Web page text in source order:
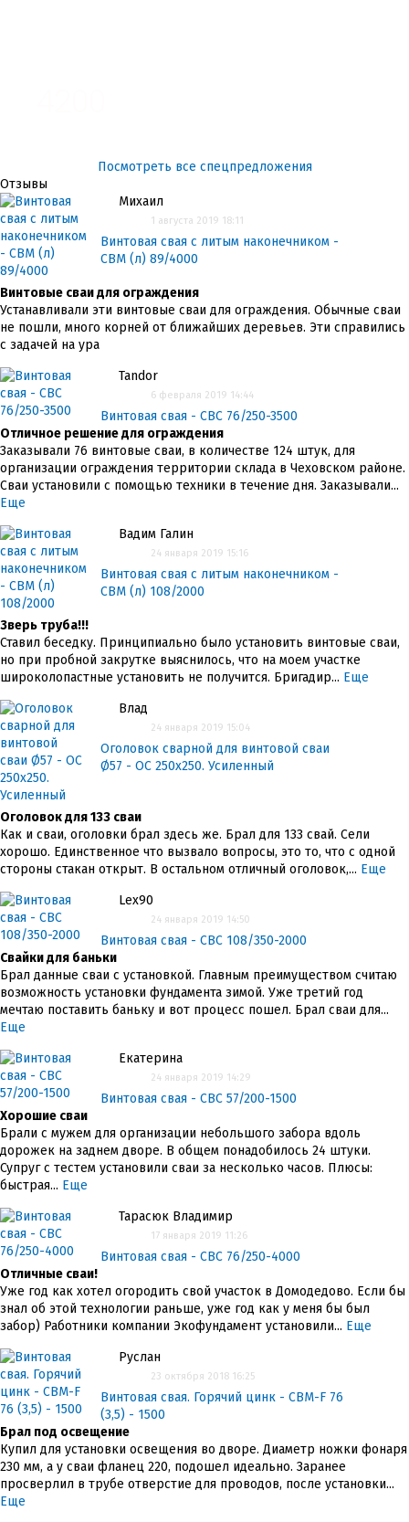
Посмотреть все спецпредложения
Отзывы
Михаил
1 августа 2019 18:11
Винтовая свая с литым наконечником -
СВМ (л) 89/4000
Винтовые сваи для ограждения
Устанавливали эти винтовые сваи для ограждения. Обычные сваи
не пошли, много корней от ближайших деревьев. Эти справились
с задачей на ура
Tandor
6 февраля 2019 14:44
Винтовая свая - СВС 76/250-3500
Отличное решение для ограждения
Заказывали 76 винтовые сваи, в количестве 124 штук, для
организации ограждения территории склада в Чеховском районе.
Сваи установили с помощью техники в течение дня. Заказывали...
Еще
Вадим Галин
24 января 2019 15:16
Винтовая свая с литым наконечником -
СВМ (л) 108/2000
Зверь труба!!!
Ставил беседку. Принципиально было установить винтовые сваи,
но при пробной закрутке выяснилось, что на моем участке
широколопастные установить не получится. Бригадир... Еще
Влад
24 января 2019 15:04
Оголовок сварной для винтовой сваи
Ø57 - ОС 250x250. Усиленный
Оголовок для 133 сваи
Как и сваи, оголовки брал здесь же. Брал для 133 свай. Сели
хорошо. Единственное что вызвало вопросы, это то, что с одной
стороны стакан открыт. В остальном отличный оголовок,... Еще
Lex90
24 января 2019 14:50
Винтовая свая - СВС 108/350-2000
Свайки для баньки
Брал данные сваи с установкой. Главным преимуществом считаю
возможность установки фундамента зимой. Уже третий год
мечтаю поставить баньку и вот процесс пошел. Брал сваи для...
Еще
Екатерина
24 января 2019 14:29
Винтовая свая - СВС 57/200-1500
Хорошие сваи
Брали с мужем для организации небольшого забора вдоль
дорожек на заднем дворе. В общем понадобилось 24 штуки.
Супруг с тестем установили сваи за несколько часов. Плюсы:
быстрая... Еще
Тарасюк Владимир
17 января 2019 11:26
Винтовая свая - СВС 76/250-4000
Отличные сваи!
Уже год как хотел огородить свой участок в Домодедово. Если бы
знал об этой технологии раньше, уже год как у меня бы был
забор) Работники компании Экофундамент установили... Еще
Руслан
23 октября 2018 16:25
Винтовая свая. Горячий цинк - СВМ-F 76
(3,5) - 1500
Брал под освещение
Купил для установки освещения во дворе. Диаметр ножки фонаря
230 мм, а у сваи фланец 220, подошел идеально. Заранее
просверлил в трубе отверстие для проводов, после установки...
Еще